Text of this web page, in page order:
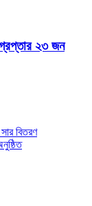
২৩ জন
বিতরণ